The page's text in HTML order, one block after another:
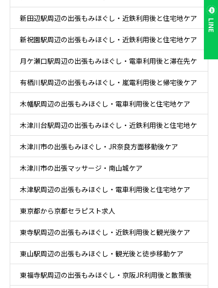
LINE
新田辺駅周辺の出張もみほぐし・近鉄利用後と住宅地ケア
新祝園駅周辺の出張もみほぐし・近鉄利用後と住宅地ケア
月ケ瀬口駅周辺の出張もみほぐし・電車利用後と滞在先ケ
ア
有栖川駅周辺の出張もみほぐし・嵐電利用後と帰宅後ケア
木幡駅周辺の出張もみほぐし・電車利用後と住宅地ケア
木津川台駅周辺の出張もみほぐし・近鉄利用後と住宅地ケ
ア
木津川市の出張もみほぐし・JR奈良方面移動後ケア
木津川市の出張マッサージ・南山城ケア
木津駅周辺の出張もみほぐし・電車利用後と住宅地ケア
東京都から京都セラピスト求人
東寺駅周辺の出張もみほぐし・近鉄利用後と観光後ケア
東山駅周辺の出張もみほぐし・観光後と徒歩移動ケア
東福寺駅周辺の出張もみほぐし・京阪JR利用後と散策後